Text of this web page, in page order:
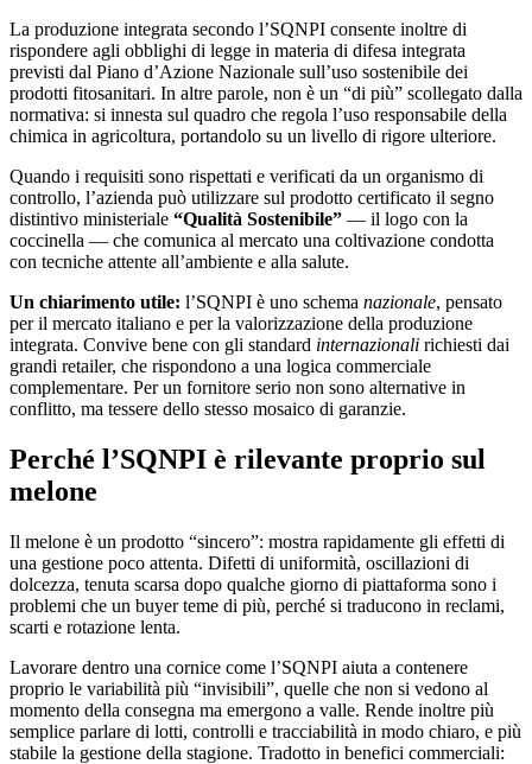
La produzione integrata secondo l’SQNPI consente inoltre di
rispondere agli obblighi di legge in materia di difesa integrata
previsti dal Piano d’Azione Nazionale sull’uso sostenibile dei
prodotti fitosanitari. In altre parole, non è un “di più” scollegato dalla
normativa: si innesta sul quadro che regola l’uso responsabile della
chimica in agricoltura, portandolo su un livello di rigore ulteriore.
Quando i requisiti sono rispettati e verificati da un organismo di
controllo, l’azienda può utilizzare sul prodotto certificato il segno
distintivo ministeriale “Qualità Sostenibile” — il logo con la
coccinella — che comunica al mercato una coltivazione condotta
con tecniche attente all’ambiente e alla salute.
Un chiarimento utile: l’SQNPI è uno schema nazionale, pensato
per il mercato italiano e per la valorizzazione della produzione
integrata. Convive bene con gli standard internazionali richiesti dai
grandi retailer, che rispondono a una logica commerciale
complementare. Per un fornitore serio non sono alternative in
conflitto, ma tessere dello stesso mosaico di garanzie.
Perché l’SQNPI è rilevante proprio sul
melone
Il melone è un prodotto “sincero”: mostra rapidamente gli effetti di
una gestione poco attenta. Difetti di uniformità, oscillazioni di
dolcezza, tenuta scarsa dopo qualche giorno di piattaforma sono i
problemi che un buyer teme di più, perché si traducono in reclami,
scarti e rotazione lenta.
Lavorare dentro una cornice come l’SQNPI aiuta a contenere
proprio le variabilità più “invisibili”, quelle che non si vedono al
momento della consegna ma emergono a valle. Rende inoltre più
semplice parlare di lotti, controlli e tracciabilità in modo chiaro, e più
stabile la gestione della stagione. Tradotto in benefici commerciali: